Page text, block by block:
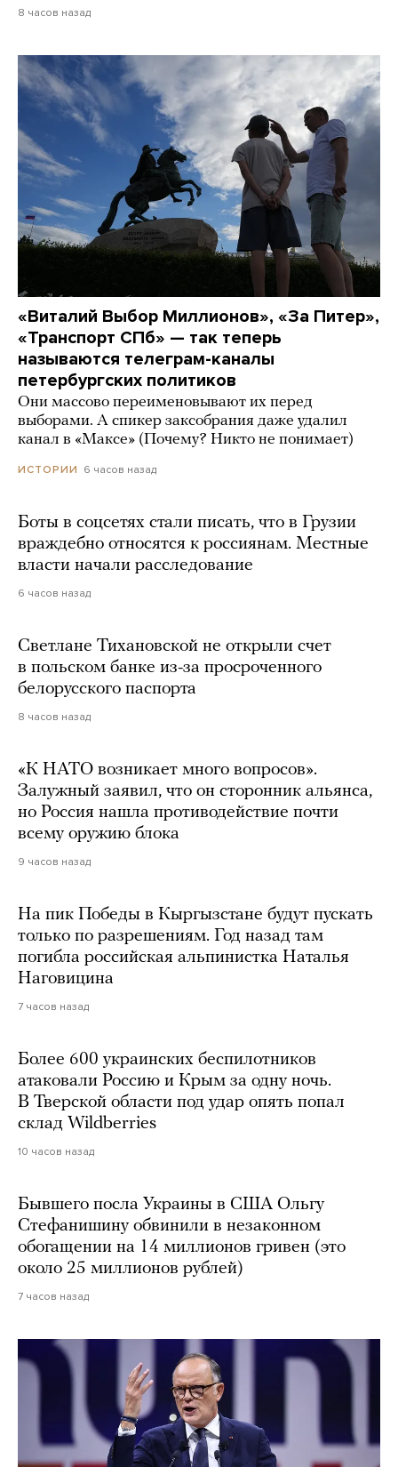
8 часов назад
«Виталий Выбор Миллионов», «За Питер»,
«Транспорт СПб» — так теперь
называются телеграм-каналы
петербургских политиков
Они массово переименовывают их перед
выборами. А спикер заксобрания даже удалил
канал в «Максе» (Почему? Никто не понимает)
ИСТОРИИ 6 часов назад
Боты в соцсетях стали писать, что в Грузии
враждебно относятся к россиянам. Местные
власти начали расследование
6 часов назад
Светлане Тихановской не открыли счет
в польском банке из-за просроченного
белорусского паспорта
8 часов назад
«К НАТО возникает много вопросов».
Залужный заявил, что он сторонник альянса,
но Россия нашла противодействие почти
всему оружию блока
9 часов назад
На пик Победы в Кыргызстане будут пускать
только по разрешениям. Год назад там
погибла российская альпинистка Наталья
Наговицина
7 часов назад
Более 600 украинских беспилотников
атаковали Россию и Крым за одну ночь.
В Тверской области под удар опять попал
склад Wildberries
10 часов назад
Бывшего посла Украины в США Ольгу
Стефанишину обвинили в незаконном
обогащении на 14 миллионов гривен (это
около 25 миллионов рублей)
7 часов назад